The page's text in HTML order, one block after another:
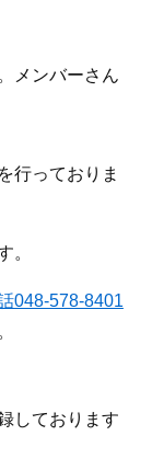
メンバーさん
行っておりま
。
048-578-8401
。
しております